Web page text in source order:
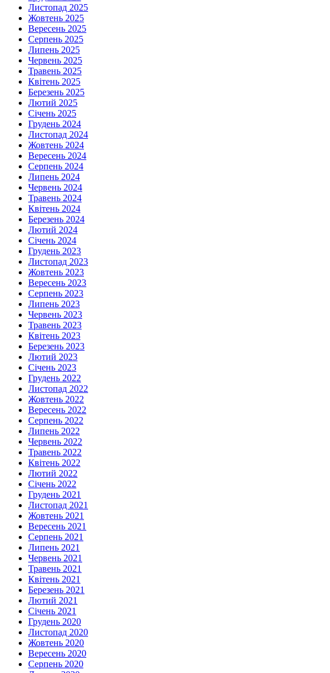
Листопад 2025
Жовтень 2025
Вересень 2025
Серпень 2025
Липень 2025
Червень 2025
Травень 2025
Квітень 2025
Березень 2025
Лютий 2025
Січень 2025
Грудень 2024
Листопад 2024
Жовтень 2024
Вересень 2024
Серпень 2024
Липень 2024
Червень 2024
Травень 2024
Квітень 2024
Березень 2024
Лютий 2024
Січень 2024
Грудень 2023
Листопад 2023
Жовтень 2023
Вересень 2023
Серпень 2023
Липень 2023
Червень 2023
Травень 2023
Квітень 2023
Березень 2023
Лютий 2023
Січень 2023
Грудень 2022
Листопад 2022
Жовтень 2022
Вересень 2022
Серпень 2022
Липень 2022
Червень 2022
Травень 2022
Квітень 2022
Лютий 2022
Січень 2022
Грудень 2021
Листопад 2021
Жовтень 2021
Вересень 2021
Серпень 2021
Липень 2021
Червень 2021
Травень 2021
Квітень 2021
Березень 2021
Лютий 2021
Січень 2021
Грудень 2020
Листопад 2020
Жовтень 2020
Вересень 2020
Серпень 2020